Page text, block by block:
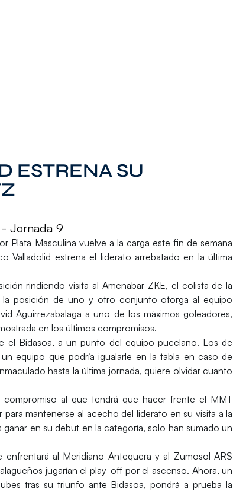
ESTRENA SU
- Jornada 9
Plata Masculina vuelve a la carga este fin de semana
Valladolid estrena el liderato arrebatado en la última
rindiendo visita al Amenabar ZKE, el colista de la
posición de uno y otro conjunto otorga al equipo
Aguirrezabalaga a uno de los máximos goleadores,
en los últimos compromisos.
el Bidasoa, a un punto del equipo pucelano. Los de
equipo que podría igualarle en la tabla en caso de
hasta la última jornada, quiere olvidar cuanto
al que tendrá que hacer frente el MMT
mantenerse al acecho del liderato en su visita a la
en su debut en la categoría, solo han sumado un
enfrentará al Meridiano Antequera y al Zumosol ARS
jugarían el play-off por el ascenso. Ahora, un
tras su triunfo ante Bidasoa, pondrá a prueba la